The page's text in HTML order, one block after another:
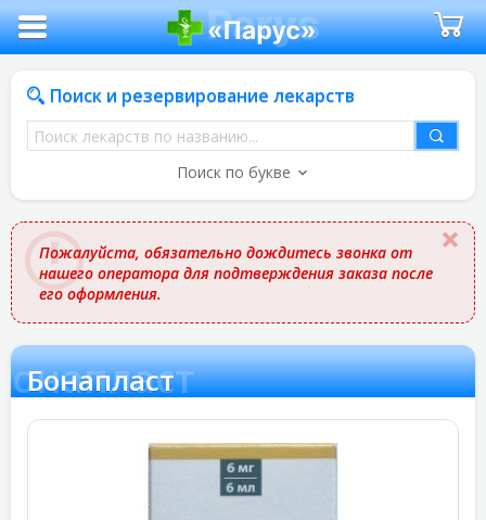
Поиск и резервирование лекарств
Поиск
лекарств
названию
Поиск по букве
Пожалуйста, обязательно дождитесь звонка от
нашего оператора для подтверждения заказа после
его оформления.
Бонапласт